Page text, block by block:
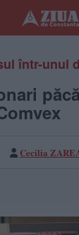
într-unul
Cecilia